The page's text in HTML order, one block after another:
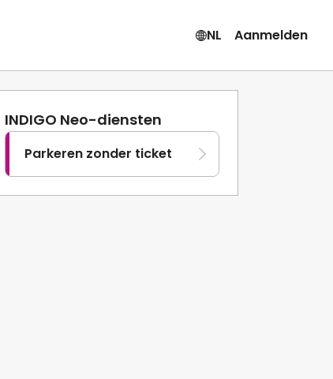
NL Aanmelden
INDIGO Neo-diensten
Parkeren zonder ticket